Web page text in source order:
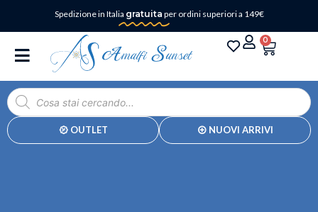
Spedizione in Italia gratuita per ordini superiori a 149€
0
OUTLET NUOVI ARRIVI